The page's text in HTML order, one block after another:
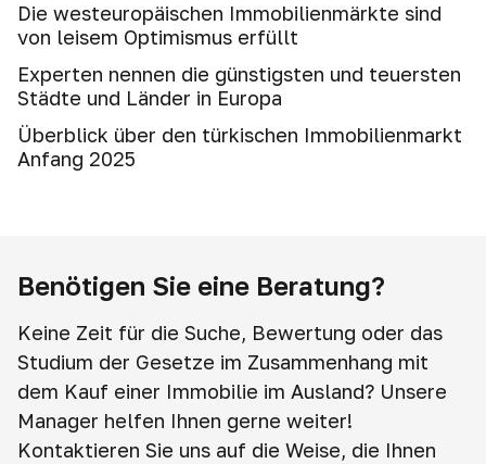
Die westeuropäischen Immobilienmärkte sind
von leisem Optimismus erfüllt
Experten nennen die günstigsten und teuersten
Städte und Länder in Europa
Überblick über den türkischen Immobilienmarkt
Anfang 2025
Benötigen Sie eine Beratung?
Keine Zeit für die Suche, Bewertung oder das
Studium der Gesetze im Zusammenhang mit
dem Kauf einer Immobilie im Ausland? Unsere
Manager helfen Ihnen gerne weiter!
Kontaktieren Sie uns auf die Weise, die Ihnen